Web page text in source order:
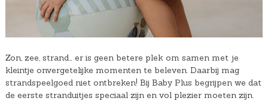
Zon, zee, strand… er is geen betere plek om samen met je
kleintje onvergetelijke momenten te beleven. Daarbij mag
strandspeelgoed niet ontbreken! Bij Baby Plus begrijpen we dat
de eerste stranduitjes speciaal zijn en vol plezier moeten zijn.